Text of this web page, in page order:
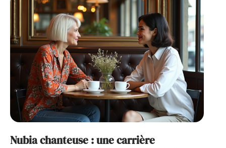
Nubia chanteuse : une carrière